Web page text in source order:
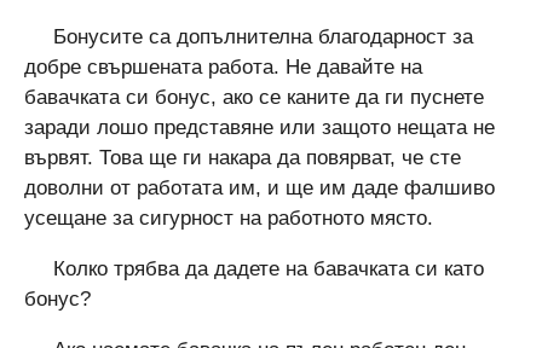
Бонусите са допълнителна благодарност за
добре свършената работа. Не давайте на
бавачката си бонус, ако се каните да ги пуснете
заради лошо представяне или защото нещата не
вървят. Това ще ги накара да повярват, че сте
доволни от работата им, и ще им даде фалшиво
усещане за сигурност на работното място.
Колко трябва да дадете на бавачката си като
бонус?